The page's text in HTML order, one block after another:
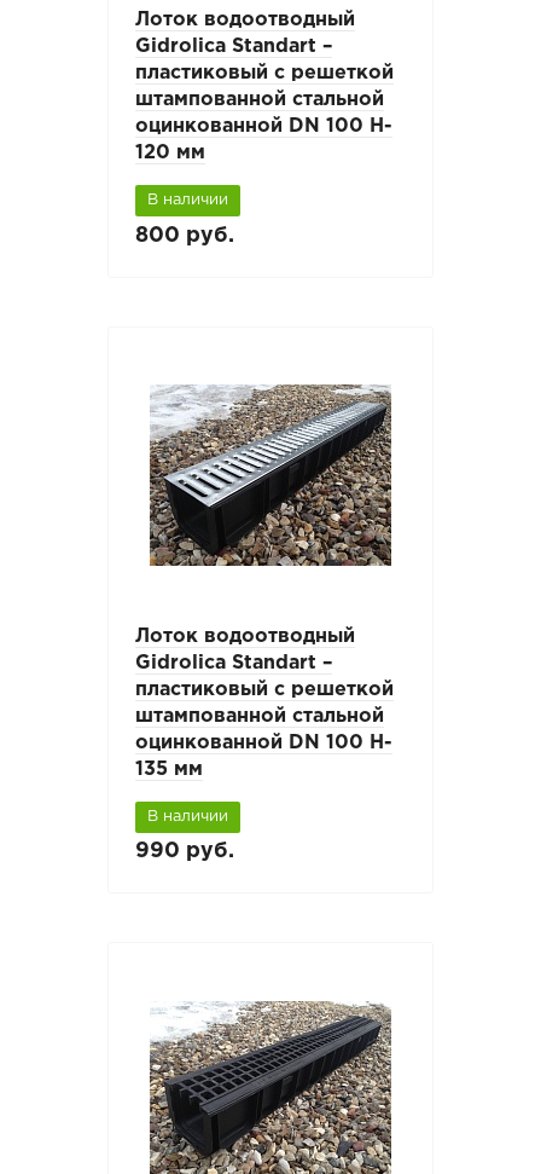
Лоток водоотводный
Gidrolica Standart –
пластиковый с решеткой
штампованной стальной
оцинкованной DN 100 H-
120 мм
В наличии
800 руб.
Лоток водоотводный
Gidrolica Standart –
пластиковый с решеткой
штампованной стальной
оцинкованной DN 100 H-
135 мм
В наличии
990 руб.